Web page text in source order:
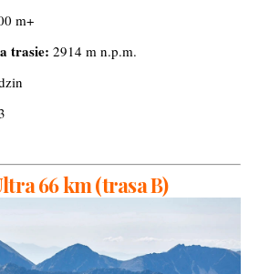
m+
trasie: 2914 m n.p.m.
66 km (trasa B)